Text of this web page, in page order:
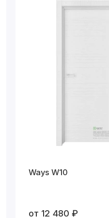
Ways W10
от 12 480 ₽